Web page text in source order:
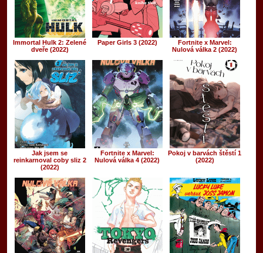
Immortal Hulk 2: Zelené
dveře (2022)
Paper Girls 3 (2022)
Fortnite x Marvel:
Nulová válka 2 (2022)
Jak jsem se
reinkarnoval coby sliz 2
(2022)
Fortnite x Marvel:
Nulová válka 4 (2022)
Pokoj v barvách štěstí 1
(2022)